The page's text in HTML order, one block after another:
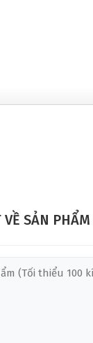
SẢN PHẨM